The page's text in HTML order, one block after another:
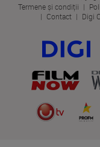
Termene și condiții
Contact
Digi